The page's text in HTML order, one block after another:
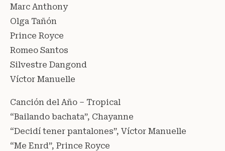
Marc Anthony
Olga Tañón
Prince Royce
Romeo Santos
Silvestre Dangond
Víctor Manuelle
Canción del Año – Tropical
“Bailando bachata”, Chayanne
“Decidí tener pantalones”, Víctor Manuelle
“Me Enrd”, Prince Royce